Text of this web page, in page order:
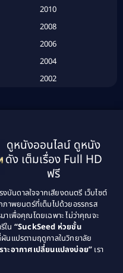
(134)
ก(21)
ก(25)
(46)
2010
2008
2006
2004
2002
1994
1992
1988
1986
1984
1982
ดูหนังออนไลน์ ดูหนัง
ดัง เต็มเรื่อง Full HD
ฟรี
นดาลใจจากเสียงดนตรี เว็บไซต์
ภาพยนตร์ที่เต็มไปด้วยอรรถรส
เพื่อคุณโดยเฉพาะ ไม่ว่าคุณจะ
ใน “SuckSeed ห่วยขั้น
นแปรตามฤดูกาลในวิทยาลัย
ะอากาศเปลี่ยนแปลงบ่อย” เรา